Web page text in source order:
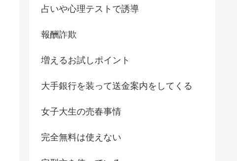
占いや心理テストで誘導
報酬詐欺
増えるお試しポイント
大手銀行を装って送金案内をしてくる
女子大生の売春事情
完全無料は使えない